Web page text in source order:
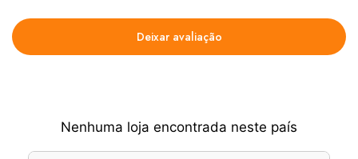
Deixar avaliação
Nenhuma loja encontrada neste país